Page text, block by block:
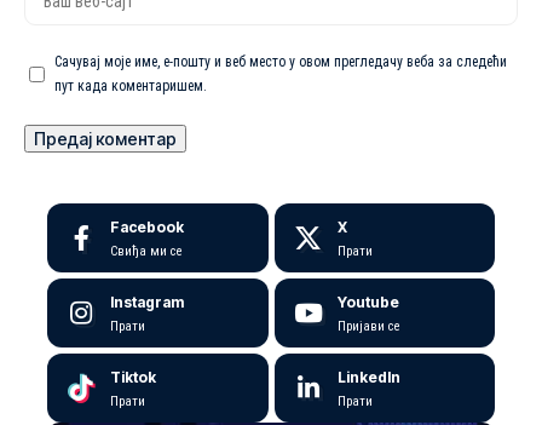
Сачувај моје име, е-пошту и веб место у овом прегледачу веба за следећи
пут када коментаришем.
Facebook
Свиђа ми се
X
Прати
Instagram
Прати
Youtube
Пријави се
Tiktok
Прати
LinkedIn
Прати